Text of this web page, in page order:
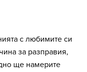
с любимите си
за разправия,
ще намерите